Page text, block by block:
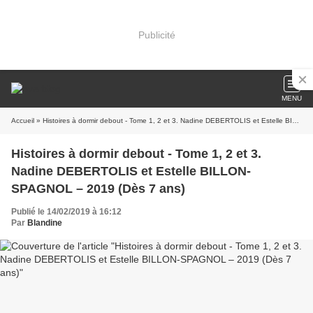
Publicité
MENU
Accueil » Histoires à dormir debout - Tome 1, 2 et 3. Nadine DEBERTOLIS et Estelle BILLON-SPAGNOL – 2019 (Dès 7 ans)
Histoires à dormir debout - Tome 1, 2 et 3.
Nadine DEBERTOLIS et Estelle BILLON-
SPAGNOL – 2019 (Dès 7 ans)
Publié le 14/02/2019 à 16:12
Par Blandine